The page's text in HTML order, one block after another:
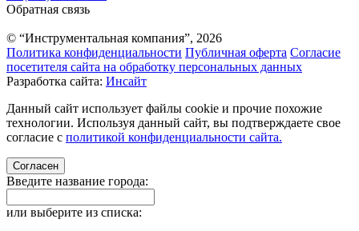
Обратная связь
© “Инструментальная компания”, 2026
Политика конфиденциальности Публичная оферта Согласие
посетителя сайта на обработку персональных данных
Разработка сайта: Инсайт
Данный сайт использует файлы cookie и прочие похожие
технологии. Используя данный сайт, вы подтверждаете свое
согласие с политикой конфиденциальности сайта.
Согласен
Введите название города:
или выберите из списка: